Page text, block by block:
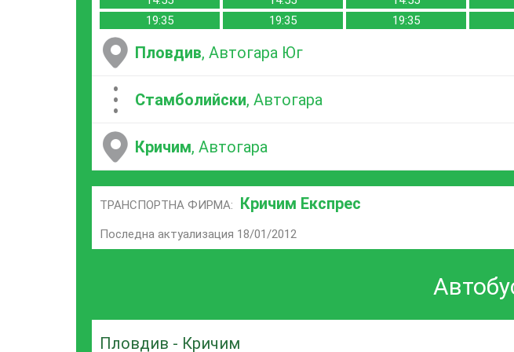
19:35
19:35
19:35
Пловдив, Автогара Юг
...Стамболийски, Автогара
Кричим, Автогара
ТРАНСПОРТНА ФИРМА: Кричим Експрес
Последна актуализация 18/01/2012
Пловдив - Кричим